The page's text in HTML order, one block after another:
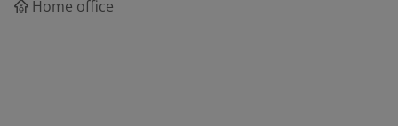
Home office